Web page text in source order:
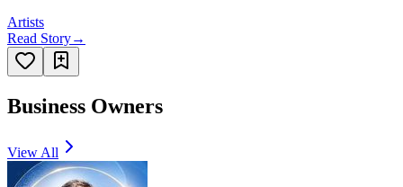
Artists
Read Story→
Business Owners
View All